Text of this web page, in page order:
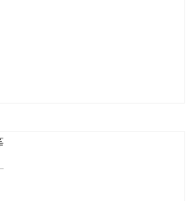
與物聯網（IoT）開
星）。